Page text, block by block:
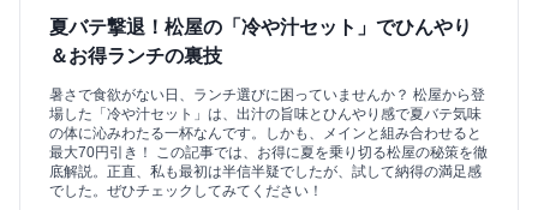
夏バテ撃退！松屋の「冷や汁セット」でひんやり
＆お得ランチの裏技
暑さで食欲がない日、ランチ選びに困っていませんか？ 松屋から登
場した「冷や汁セット」は、出汁の旨味とひんやり感で夏バテ気味
の体に沁みわたる一杯なんです。しかも、メインと組み合わせると
最大70円引き！ この記事では、お得に夏を乗り切る松屋の秘策を徹
底解説。正直、私も最初は半信半疑でしたが、試して納得の満足感
でした。ぜひチェックしてみてください！